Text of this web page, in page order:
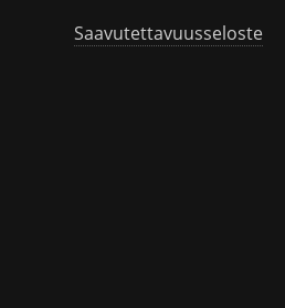
Saavutettavuusseloste